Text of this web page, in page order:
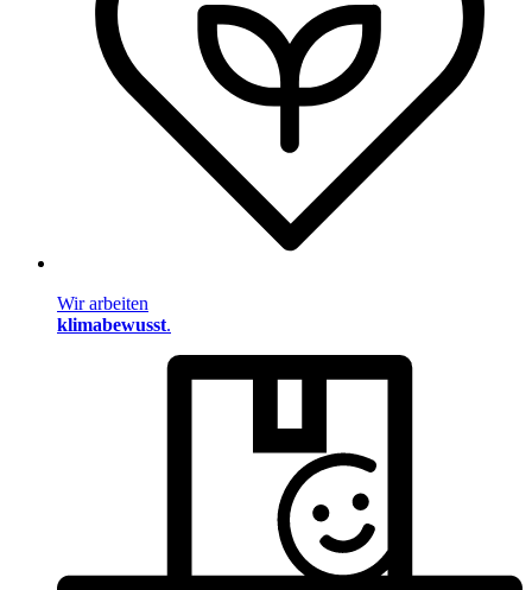
Wir arbeiten
klimabewusst.